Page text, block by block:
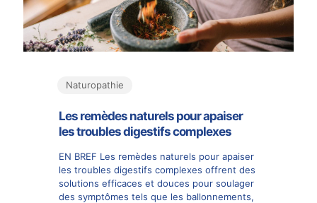
Naturopathie
Les remèdes naturels pour apaiser
les troubles digestifs complexes
EN BREF Les remèdes naturels pour apaiser
les troubles digestifs complexes offrent des
solutions efficaces et douces pour soulager
des symptômes tels que les ballonnements,